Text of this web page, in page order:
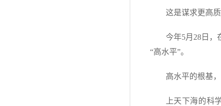
这是谋求更高
今年5月28日
“高水平”。
高水平的根基
上天下海的科